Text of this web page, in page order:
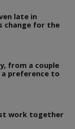
late in
change for the
from a couple
preference to
work together